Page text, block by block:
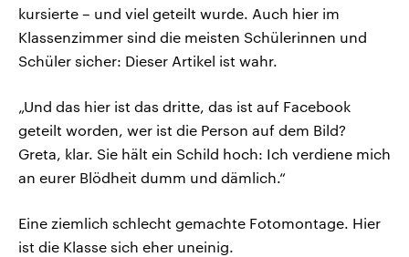
kursierte – und viel geteilt wurde. Auch hier im
Klassenzimmer sind die meisten Schülerinnen und
Schüler sicher: Dieser Artikel ist wahr.
„Und das hier ist das dritte, das ist auf Facebook
geteilt worden, wer ist die Person auf dem Bild?
Greta, klar. Sie hält ein Schild hoch: Ich verdiene mich
an eurer Blödheit dumm und dämlich.“
Eine ziemlich schlecht gemachte Fotomontage. Hier
ist die Klasse sich eher uneinig.